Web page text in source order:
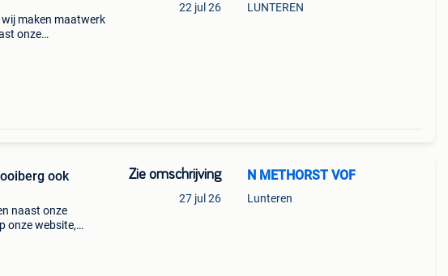
maken maatwerk
onze
22 jul 26 LUNTEREN
ook
naast onze
onze website,
Zie omschrijving
27 jul 26
N METHORST VOF
Lunteren